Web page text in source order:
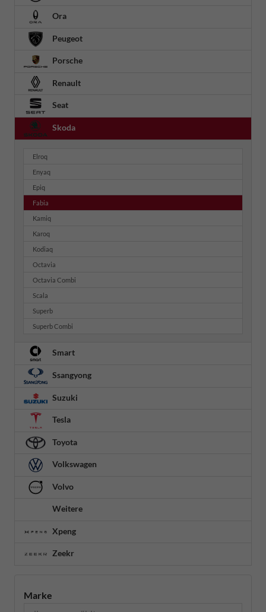
Ora
Peugeot
Porsche
Renault
Seat
Skoda
Elroq
Enyaq
Epiq
Fabia
Kamiq
Karoq
Kodiaq
Octavia
Octavia Combi
Scala
Superb
Superb Combi
Smart
Ssangyong
Suzuki
Tesla
Toyota
Volkswagen
Volvo
Weitere
Xpeng
Zeekr
Marke